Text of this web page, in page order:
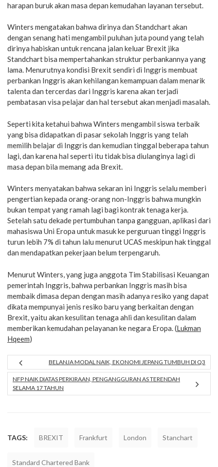
harapan buruk akan masa depan kemudahan layanan tersebut.
Winters mengatakan bahwa dirinya dan Standchart akan
dengan senang hati mengambil puluhan juta pound yang telah
dirinya habiskan untuk rencana jalan keluar Brexit jika
Standchart bisa mempertahankan struktur perbankannya yang
lama. Menurutnya kondisi Brexit sendiri di Inggris membuat
perbankan Inggris akan kehilangan kemampuan dalam menarik
talenta dan tercerdas dari Inggris karena akan terjadi
pembatasan visa pelajar dan hal tersebut akan menjadi masalah.
Seperti kita ketahui bahwa Winters mengambil siswa terbaik
yang bisa didapatkan di pasar sekolah Inggris yang telah
memilih belajar di Inggris dan kemudian tinggal beberapa tahun
lagi, dan karena hal seperti itu tidak bisa diulanginya lagi di
masa depan bila memang ada Brexit.
Winters menyatakan bahwa sekaran ini Inggris selalu memberi
pengertian kepada orang-orang non-Inggris bahwa mungkin
bukan tempat yang ramah lagi bagi kontrak tenaga kerja.
Setelah satu dekade pertumbuhan tanpa gangguan, aplikasi dari
mahasiswa Uni Eropa untuk masuk ke perguruan tinggi Inggris
turun lebih 7% di tahun lalu menurut UCAS meskipun hak tinggal
dan mendapatkan pekerjaan belum terpengaruh.
Menurut Winters, yang juga anggota Tim Stabilisasi Keuangan
pemerintah Inggris, bahwa perbankan Inggris masih bisa
membaik dimasa depan dengan masih adanya resiko yang dapat
dikata mempunyai jenis resiko baru yang berkaitan dengan
Brexit, yaitu akan kesulitan tenaga ahli dan kesulitan dalam
memberikan kemudahan pelayanan ke negara Eropa. (Lukman
Hqeem)
BELANJA MODAL NAIK, EKONOMI JEPANG TUMBUH DI Q3
NFP NAIK DIATAS PERKIRAAN, PENGANGGURAN AS TERENDAH
SELAMA 17 TAHUN
TAGS: BREXIT Frankfurt London Stanchart
Standard Chartered Bank